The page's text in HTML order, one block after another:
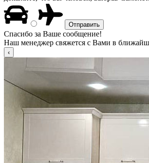
Спасибо за Ваше сообщение!
Наш менеджер свяжется с Вами в